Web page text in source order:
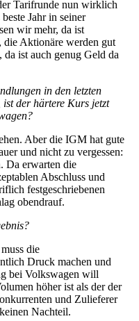
Tarifrunde nun wirklich
Jahr in seiner
wir mehr, da ist
die Aktionäre werden gut
da ist auch genug Geld da
in den letzten
der härtere Kurs jetzt
Aber die IGM hat gute
und nicht zu vergessen:
Da erwarten die
Abschluss und
festgeschriebenen
obendrauf.
die
Druck machen und
bei Volkswagen will
höher ist als der der
und Zulieferer
Nachteil.